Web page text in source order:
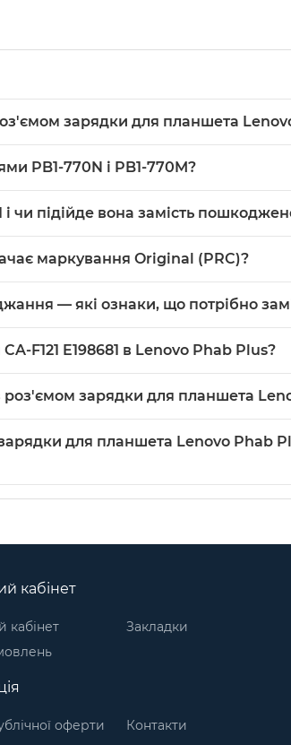
зарядки для планшета
нижнього модуля з роз'ємом
PB1-770N і PB1-770M?
і чи підійде вона замість
маркування Original (PRC)?
— які ознаки, що потрібно
після перевірки інших компонентів.
F121 E198681 в Lenovo Phab Plus?
перепаяти контакти роз'єму при
роз'ємом зарядки для планшета
для планшета Lenovo Phab
кабінет
кабінет
Закладки
оферти
Контакти